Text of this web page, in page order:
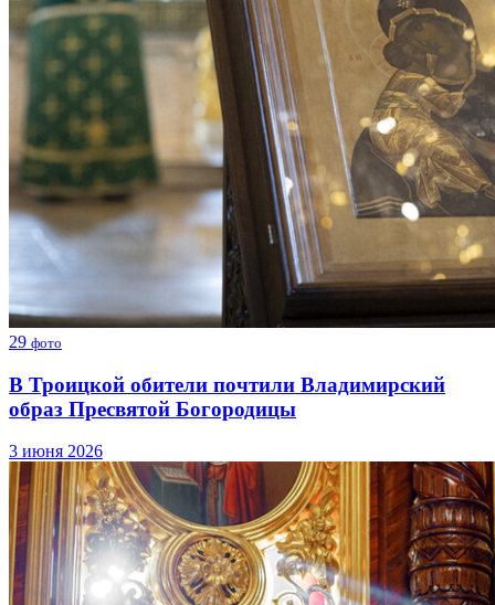
29 фото
В Троицкой обители почтили Владимирский
образ Пресвятой Богородицы
3 июня 2026